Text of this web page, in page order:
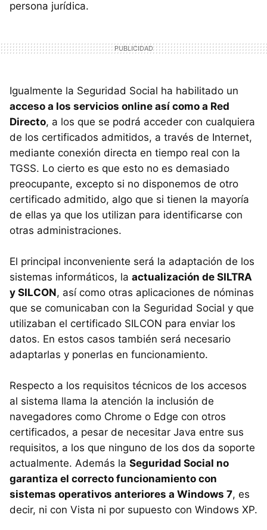
persona jurídica.
Igualmente la Seguridad Social ha habilitado un
acceso a los servicios online así como a Red
Directo, a los que se podrá acceder con cualquiera
de los certificados admitidos, a través de Internet,
mediante conexión directa en tiempo real con la
TGSS. Lo cierto es que esto no es demasiado
preocupante, excepto si no disponemos de otro
certificado admitido, algo que si tienen la mayoría
de ellas ya que los utilizan para identificarse con
otras administraciones.
El principal inconveniente será la adaptación de los
sistemas informáticos, la actualización de SILTRA
y SILCON, así como otras aplicaciones de nóminas
que se comunicaban con la Seguridad Social y que
utilizaban el certificado SILCON para enviar los
datos. En estos casos también será necesario
adaptarlas y ponerlas en funcionamiento.
Respecto a los requisitos técnicos de los accesos
al sistema llama la atención la inclusión de
navegadores como Chrome o Edge con otros
certificados, a pesar de necesitar Java entre sus
requisitos, a los que ninguno de los dos da soporte
actualmente. Además la Seguridad Social no
garantiza el correcto funcionamiento con
sistemas operativos anteriores a Windows 7, es
decir, ni con Vista ni por supuesto con Windows XP.